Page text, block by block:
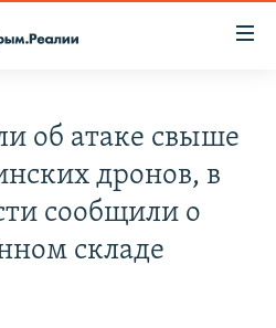
об атаке свыше
дронов, в
сообщили о
складе